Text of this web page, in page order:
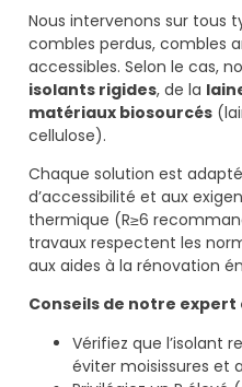
Nous intervenons sur tous
combles perdus, combles
accessibles. Selon le cas,
isolants rigides, de la
matériaux biosourcés
cellulose).
Chaque solution est
d’accessibilité et aux
thermique (R≥6
travaux respectent les
aux aides à la rénovation
Conseils de notre expert
Vérifiez que l’isolant
éviter moisissures et